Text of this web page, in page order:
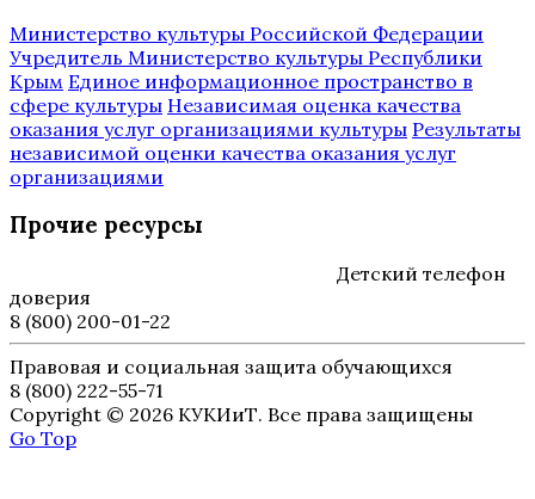
Министерство культуры Российской Федерации
Учредитель Министерство культуры Республики
Крым Единое информационное пространство в
сфере культуры Независимая оценка качества
оказания услуг организациями культуры Результаты
независимой оценки качества оказания услуг
организациями
Прочие ресурсы
Детский телефон
доверия
8 (800) 200-01-22
Правовая и социальная защита обучающихся
8 (800) 222-55-71
Copyright © 2026 КУКИиТ. Все права защищены
Go Top